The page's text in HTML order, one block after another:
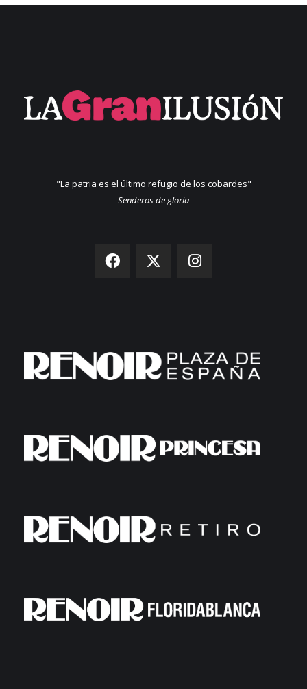
"La patria es el último refugio de los cobardes"
Senderos de gloria